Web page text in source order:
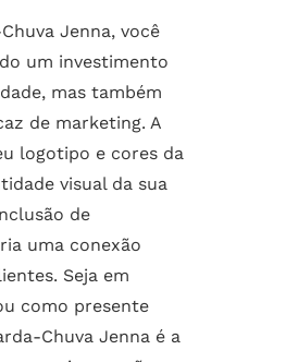
Jenna, você
um investimento
mas também
de marketing. A
logotipo e cores da
visual da sua
de
uma conexão
Seja em
como presente
Chuva Jenna é a